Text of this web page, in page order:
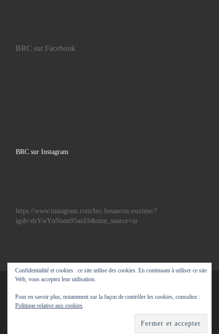
BRC sur Facebook
BRC sur Instagram
https://www.instagram.com/brc.besancon.escrime/?
igsh=dzYwYnNiem95azZ6&utm_source=qr
Propulsé parWP– Réalisé avec theThème Customizr
Confidentialité et cookies : ce site utilise des cookies. En continuant à utiliser ce site
Web, vous acceptez leur utilisation.
Pour en savoir plus, notamment sur la façon de contrôler les cookies, consultez :
Politique relative aux cookies